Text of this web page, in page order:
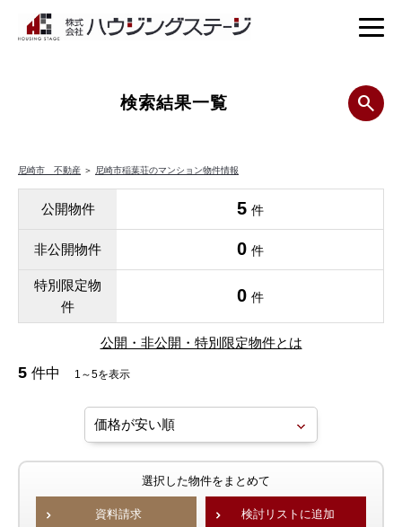
検索結果一覧
尼崎市 不動産 ＞ 尼崎市稲葉荘のマンション物件情報
公開物件 5 件
非公開物件 0 件
特別限定物
件
0 件
公開・非公開・特別限定物件とは
5 件中 1～5を表示
選択した物件をまとめて
資料請求 検討リストに追加